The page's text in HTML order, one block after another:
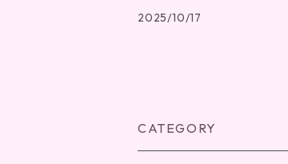
2025/10/17
CATEGORY